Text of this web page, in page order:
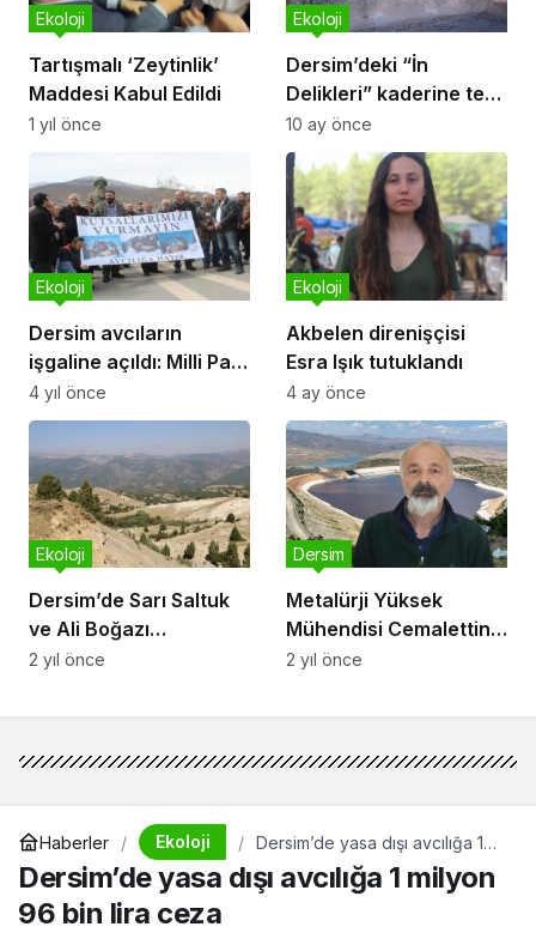
Tartışmalı ‘Zeytinlik’
Maddesi Kabul Edildi
Ekoloji
1 yıl önce
Dersim’deki “İn
Delikleri” kaderine terk
edildi
Ekoloji
10 ay önce
Dersim avcıların
işgaline açıldı: Milli Park
hariç her yer avlak ilan
edildi
Ekoloji
4 yıl önce
Akbelen direnişçisi
Esra Işık tutuklandı
Ekoloji
4 ay önce
Dersim’de Sarı Saltuk
ve Ali Boğazı
bölgesinde maden
Ekoloji
2 yıl önce
Metalürji Yüksek
Mühendisi Cemalettin
Küçük: Artık çok geç,
Dersim
2 yıl önce
Haberler Ekoloji
Dersim’de yasa dışı avcılığa 1
milyon 96 bin lira ceza
Dersim’de yasa dışı avcılığa 1 milyon
96 bin lira ceza